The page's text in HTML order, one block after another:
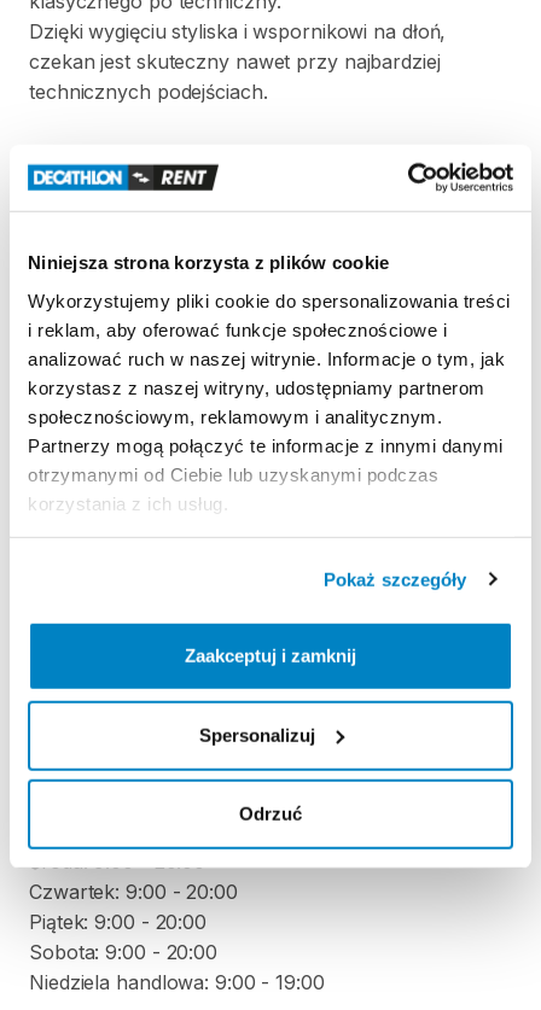
Niniejsza strona korzysta z plików cookie
Wykorzystujemy pliki cookie do spersonalizowania treści
i reklam, aby oferować funkcje społecznościowe i
analizować ruch w naszej witrynie. Informacje o tym, jak
korzystasz z naszej witryny, udostępniamy partnerom
społecznościowym, reklamowym i analitycznym.
Partnerzy mogą połączyć te informacje z innymi danymi
otrzymanymi od Ciebie lub uzyskanymi podczas
korzystania z ich usług.
Pokaż szczegóły
Zaakceptuj i zamknij
Spersonalizuj
Odrzuć
Dzięki wygięciu styliska i wspornikowi na dłoń​,​
czekan jest skuteczny nawet przy najbardziej
technicznych podejściach.
13089:2011 + A1:2015; 1.
Strona produktu w sklepie
Zasady wypożyczenia
REGULAMIN
Regulamin wypożyczalni
Poniedziałek: 9:00 - 20:00
Środa: 9:00 - 20:00
Czwartek: 9:00 - 20:00
Piątek: 9:00 - 20:00
Sobota: 9:00 - 20:00
Niedziela handlowa: 9:00 - 19:00